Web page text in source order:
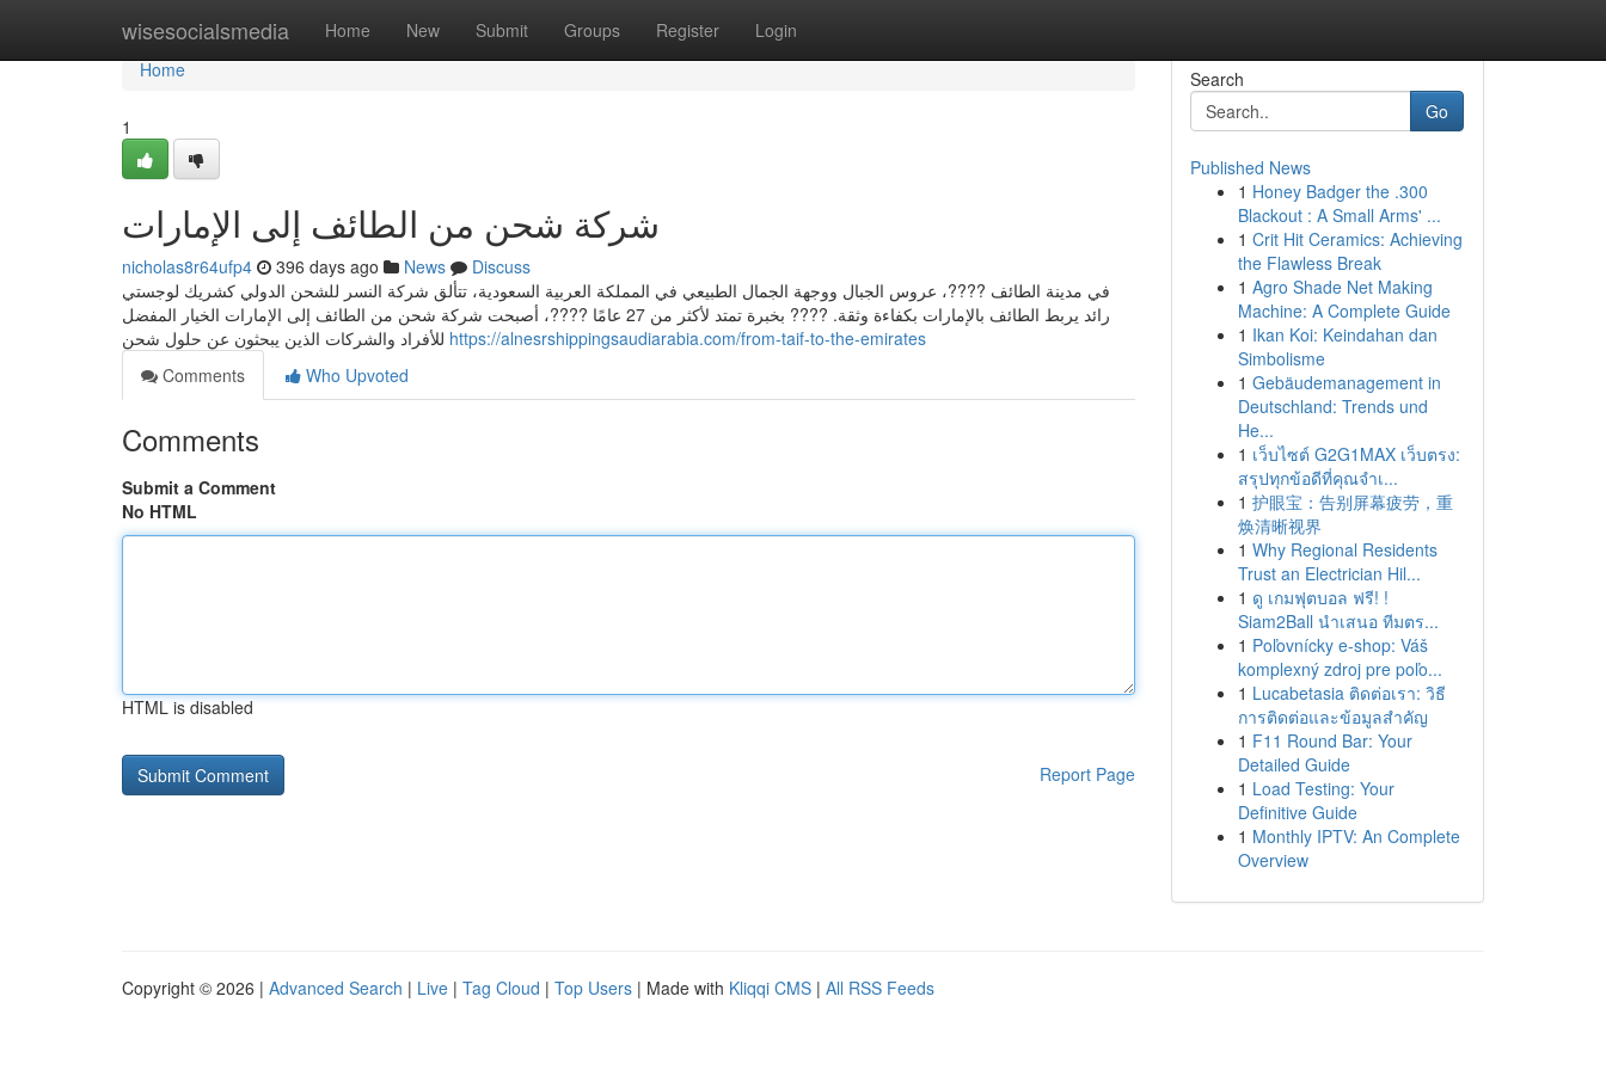
wisesocialsmedia Home New Submit Groups Register Login
Home
Home
1
شركة شحن من الطائف إلى الإمارات
nicholas8r64ufp4 396 days ago News
Discuss
في مدينة الطائف ????، عروس الجبال ووجهة الجمال الطبيعي في المملكة العربية السعودية، تتألق شركة النسر للشحن الدولي كشريك لوجستي
رائد يربط الطائف بالإمارات بكفاءة وثقة. ???? بخبرة تمتد لأكثر من 27 عامًا ????، أصبحت شركة شحن من الطائف إلى الإمارات الخيار المفضل
https://alnesrshippingsaudiarabia.com/from-taif-to-the-emirates
Comments
Who Upvoted
Comments
Submit a Comment
No HTML
HTML is disabled
Report Page
Search
Go
Published News
1 Honey Badger the .300
Blackout : A Small Arms' ...
1 Crit Hit Ceramics: Achieving
the Flawless Break
1 Agro Shade Net Making
Machine: A Complete Guide
1 Ikan Koi: Keindahan dan
Simbolisme
1 Gebäudemanagement in
Deutschland: Trends und
He...
1 เว็บไซต์ G2G1MAX เว็บตรง:
สรุปทุกข้อดีที่คุณจำเ...
1 护眼宝：告别屏幕疲劳，重
焕清晰视界
1 Why Regional Residents
Trust an Electrician Hil...
1 ดู เกมฟุตบอล ฟรี! !
Siam2Ball นำเสนอ ทีมตร...
1 Poľovnícky e-shop: Váš
komplexný zdroj pre poľo...
1 Lucabetasia ติดต่อเรา: วิธี
การติดต่อและข้อมูลสำคัญ
1 F11 Round Bar: Your
Detailed Guide
1 Load Testing: Your
Definitive Guide
1 Monthly IPTV: An Complete
Overview
Copyright © 2026 | Advanced Search | Live | Tag Cloud | Top Users | Made with Kliqqi CMS | All RSS Feeds